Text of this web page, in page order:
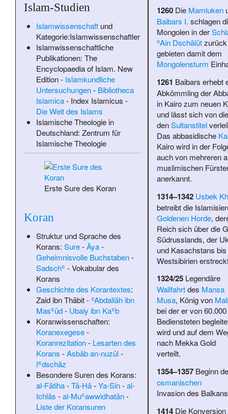
Islam-Studien
Islamwissenschaftund
Kategorie:Islamwissenschaftler
Islamwissenschaftliche
Publikationen: The
Encyclopaedia of Islam. New
Edition- Islamkundliche
Untersuchungen- Bibliotheca
Islamica- Index Islamicus -
Die Welt des Islams
Islamische Theologie in
Deutschland: Zentrum für
Islamische Theologie
Erste Sure des Koran
Koran
Struktur und Sprache des
Korans: Sure-Āya-
Geheimnisvolle Buchstaben-
Sadschʿ -Vokabular des
Korans
Geschichte des Korantextes:
Zaid ibn Thābit- ʿAbdallāh ibn
Masʿūd- Ubaiy ibn Kaʿb
Koranwissenschaften:
Koranexegese-
Koranrezitation- Lesarten des
Korans -Asbāb an-nuzūl-
Iʿdschāz
Besondere Suren des Korans:
al-Fātiha-Tā-Hā-Ya-Sin-al-
Ichlās -al-Muʿawwidhatān-
Liste der Koransuren
1260Die Mamluken
Baibars I. schlagen
Mongolen in der
ʿAin Dschālūtzurück
gebieten damit dem
Mongolensturm
1261 Baibars erhebt
Abkömmling der
in Kairo zum neuen
und lässt sich von
denSultanstitel
Das abbasidische
Kairo wird in der
auch von mehreren
muslimischen
anerkannt.
1314–1342 Usbek
betreibt die
Goldenen Horde,
Reich sich über die
Südrusslands, der
und Kasachstans
Westsibirien
1324/25Legendäre
Wallfahrtdes Mansa
Musa, König von Mali
bei der er von 60.000
Bediensteten
wird und auf dem
nach Mekka Gold
verteilt.
1354–1357Beginn
osmanischen
Invasion des
1414Die Konversion